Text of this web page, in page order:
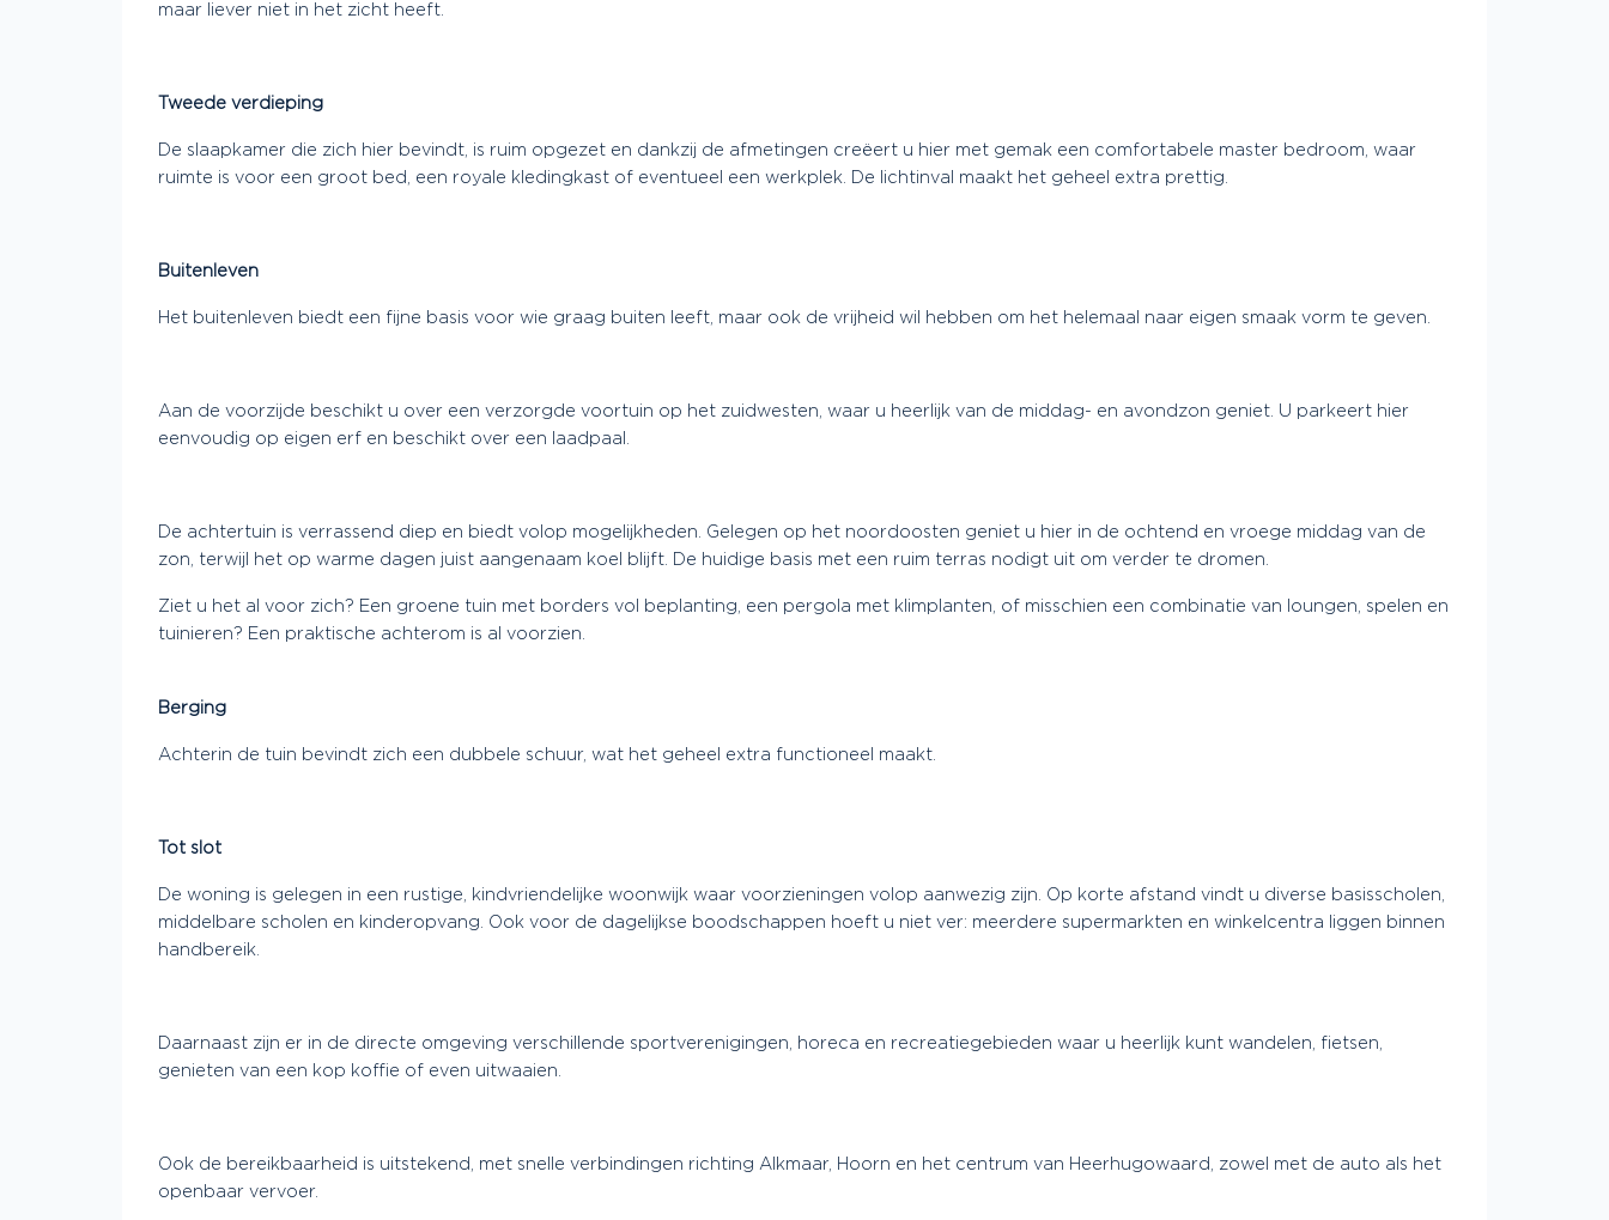
maar liever niet in het zicht heeft.
Tweede verdieping
De slaapkamer die zich hier bevindt, is ruim opgezet en dankzij de afmetingen creëert u hier met gemak een comfortabele master bedroom, waar
ruimte is voor een groot bed, een royale kledingkast of eventueel een werkplek. De lichtinval maakt het geheel extra prettig.
Buitenleven
Het buitenleven biedt een fijne basis voor wie graag buiten leeft, maar ook de vrijheid wil hebben om het helemaal naar eigen smaak vorm te geven.
Aan de voorzijde beschikt u over een verzorgde voortuin op het zuidwesten, waar u heerlijk van de middag- en avondzon geniet. U parkeert hier
eenvoudig op eigen erf en beschikt over een laadpaal.
De achtertuin is verrassend diep en biedt volop mogelijkheden. Gelegen op het noordoosten geniet u hier in de ochtend en vroege middag van de
zon, terwijl het op warme dagen juist aangenaam koel blijft. De huidige basis met een ruim terras nodigt uit om verder te dromen.
Ziet u het al voor zich? Een groene tuin met borders vol beplanting, een pergola met klimplanten, of misschien een combinatie van loungen, spelen en
tuinieren? Een praktische achterom is al voorzien.
Berging
Achterin de tuin bevindt zich een dubbele schuur, wat het geheel extra functioneel maakt.
Tot slot
De woning is gelegen in een rustige, kindvriendelijke woonwijk waar voorzieningen volop aanwezig zijn. Op korte afstand vindt u diverse basisscholen,
middelbare scholen en kinderopvang. Ook voor de dagelijkse boodschappen hoeft u niet ver: meerdere supermarkten en winkelcentra liggen binnen
handbereik.
Daarnaast zijn er in de directe omgeving verschillende sportverenigingen, horeca en recreatiegebieden waar u heerlijk kunt wandelen, fietsen,
genieten van een kop koffie of even uitwaaien.
Ook de bereikbaarheid is uitstekend, met snelle verbindingen richting Alkmaar, Hoorn en het centrum van Heerhugowaard, zowel met de auto als het
openbaar vervoer.